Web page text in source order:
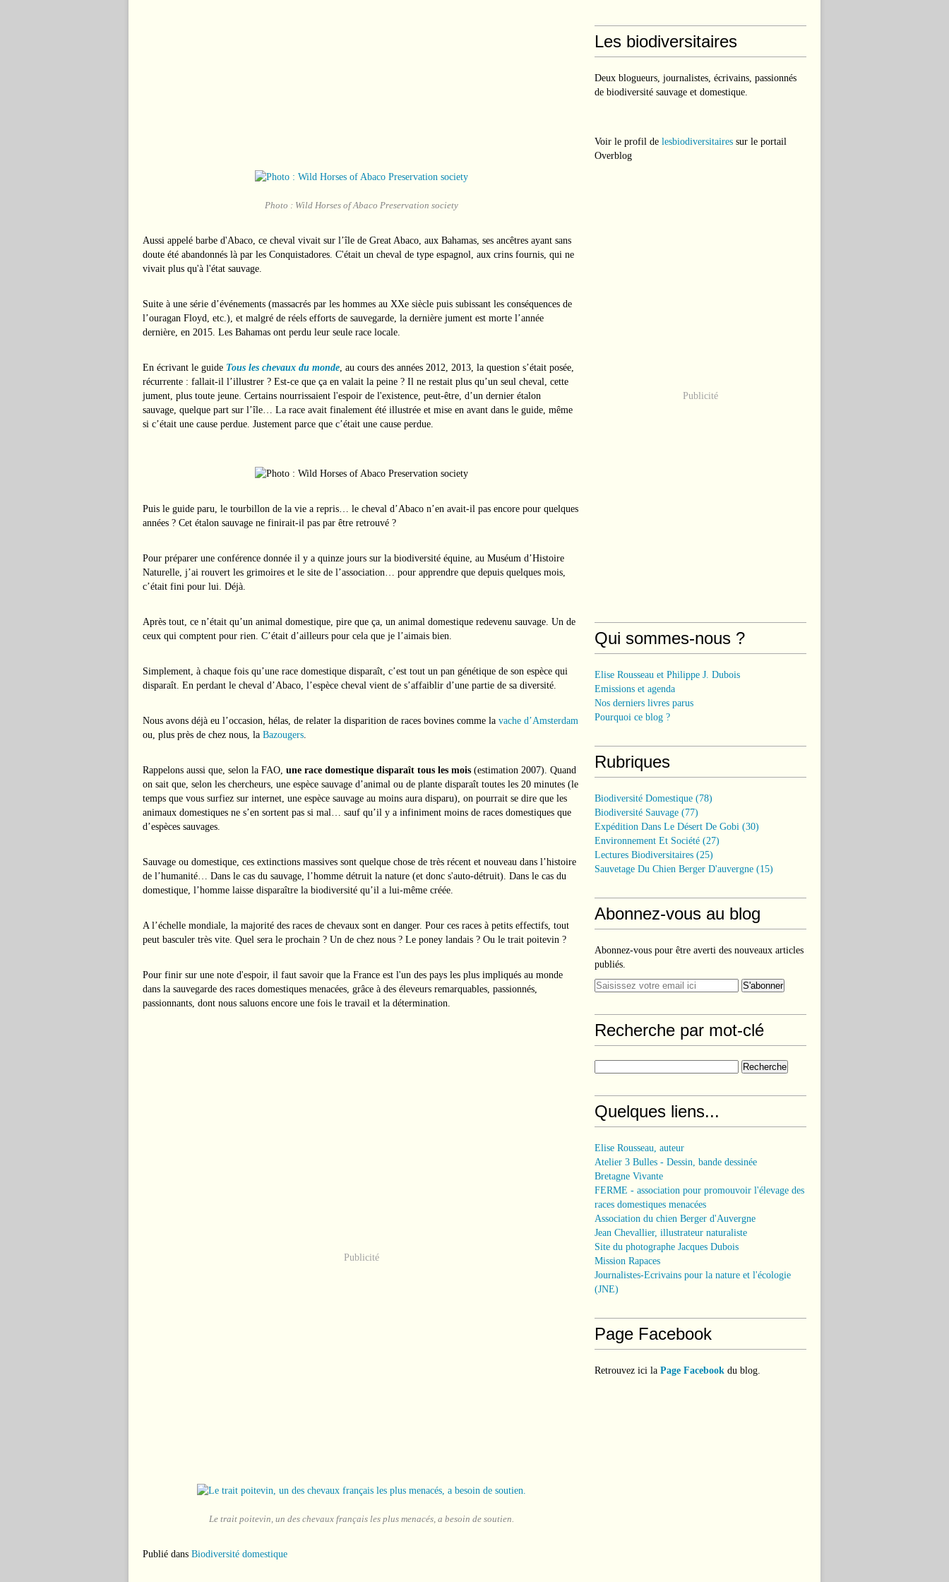
Photo : Wild Horses of Abaco Preservation society
Aussi appelé barbe d'Abaco, ce cheval vivait sur l’île de Great Abaco, aux Bahamas, ses ancêtres ayant sans
doute été abandonnés là par les Conquistadores. C'était un cheval de type espagnol, aux crins fournis, qui ne
vivait plus qu'à l'état sauvage.
Suite à une série d’événements (massacrés par les hommes au XXe siècle puis subissant les conséquences de
l’ouragan Floyd, etc.), et malgré de réels efforts de sauvegarde, la dernière jument est morte l’année
dernière, en 2015. Les Bahamas ont perdu leur seule race locale.
En écrivant le guide Tous les chevaux du monde, au cours des années 2012, 2013, la question s’était posée,
récurrente : fallait-il l’illustrer ? Est-ce que ça en valait la peine ? Il ne restait plus qu’un seul cheval, cette
jument, plus toute jeune. Certains nourrissaient l'espoir de l'existence, peut-être, d’un dernier étalon
sauvage, quelque part sur l’île… La race avait finalement été illustrée et mise en avant dans le guide, même
si c’était une cause perdue. Justement parce que c’était une cause perdue.
Puis le guide paru, le tourbillon de la vie a repris… le cheval d’Abaco n’en avait-il pas encore pour quelques
années ? Cet étalon sauvage ne finirait-il pas par être retrouvé ?
Pour préparer une conférence donnée il y a quinze jours sur la biodiversité équine, au Muséum d’Histoire
Naturelle, j’ai rouvert les grimoires et le site de l’association… pour apprendre que depuis quelques mois,
c’était fini pour lui. Déjà.
Après tout, ce n’était qu’un animal domestique, pire que ça, un animal domestique redevenu sauvage. Un de
ceux qui comptent pour rien. C’était d’ailleurs pour cela que je l’aimais bien.
Simplement, à chaque fois qu’une race domestique disparaît, c’est tout un pan génétique de son espèce qui
disparaît. En perdant le cheval d’Abaco, l’espèce cheval vient de s’affaiblir d’une partie de sa diversité.
Nous avons déjà eu l’occasion, hélas, de relater la disparition de races bovines comme la vache d’Amsterdam
ou, plus près de chez nous, la Bazougers.
Rappelons aussi que, selon la FAO, une race domestique disparaît tous les mois (estimation 2007). Quand
on sait que, selon les chercheurs, une espèce sauvage d’animal ou de plante disparaît toutes les 20 minutes (le
temps que vous surfiez sur internet, une espèce sauvage au moins aura disparu), on pourrait se dire que les
animaux domestiques ne s’en sortent pas si mal… sauf qu’il y a infiniment moins de races domestiques que
d’espèces sauvages.
Sauvage ou domestique, ces extinctions massives sont quelque chose de très récent et nouveau dans l’histoire
de l’humanité… Dans le cas du sauvage, l’homme détruit la nature (et donc s'auto-détruit). Dans le cas du
domestique, l’homme laisse disparaître la biodiversité qu’il a lui-même créée.
A l’échelle mondiale, la majorité des races de chevaux sont en danger. Pour ces races à petits effectifs, tout
peut basculer très vite. Quel sera le prochain ? Un de chez nous ? Le poney landais ? Ou le trait poitevin ?
Pour finir sur une note d'espoir, il faut savoir que la France est l'un des pays les plus impliqués au monde
dans la sauvegarde des races domestiques menacées, grâce à des éleveurs remarquables, passionnés,
passionnants, dont nous saluons encore une fois le travail et la détermination.
Publicité
Le trait poitevin, un des chevaux français les plus menacés, a besoin de soutien.
Publié dans Biodiversité domestique
Les biodiversitaires
Deux blogueurs, journalistes, écrivains, passionnés
de biodiversité sauvage et domestique.
Voir le profil de lesbiodiversitaires sur le portail
Overblog
Publicité
Qui sommes-nous ?
Elise Rousseau et Philippe J. Dubois
Emissions et agenda
Nos derniers livres parus
Pourquoi ce blog ?
Rubriques
Biodiversité Domestique (78)
Biodiversité Sauvage (77)
Expédition Dans Le Désert De Gobi (30)
Environnement Et Société (27)
Lectures Biodiversitaires (25)
Sauvetage Du Chien Berger D'auvergne (15)
Abonnez-vous au blog
Abonnez-vous pour être averti des nouveaux articles
publiés.
Recherche par mot-clé
Quelques liens...
Elise Rousseau, auteur
Atelier 3 Bulles - Dessin, bande dessinée
Bretagne Vivante
FERME - association pour promouvoir l'élevage des
races domestiques menacées
Association du chien Berger d'Auvergne
Jean Chevallier, illustrateur naturaliste
Site du photographe Jacques Dubois
Mission Rapaces
Journalistes-Ecrivains pour la nature et l'écologie
(JNE)
Page Facebook
Retrouvez ici la Page Facebook du blog.